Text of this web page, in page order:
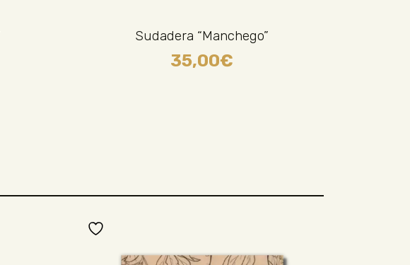
Sudadera “Manchego”
35,00€